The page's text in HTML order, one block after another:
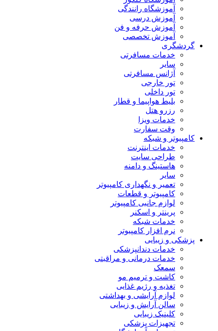
آموزشگاه رانندگی
آموزش درسی
آموزش حرفه و فن
آموزش تخصصی
گردشگری
خدمات مسافرتی
سایر
آژانس مسافرتی
تور خارجی
تور داخلی
بلیط هواپیما و قطار
رزرو هتل
خدمات ویزا
وقت سفارت
کامپیوتر و شبکه
خدمات اینترنت
طراحی سایت
هاستینگ و دامنه
سایر
تعمیر و نگهداری کامپیوتر
کامپیوتر و قطعات
لوازم جانبی کامپیوتر
پرینتر و اسکنر
خدمات شبکه
نرم افزار کامپیوتر
پزشکی و زیبایی
خدمات دندانپزشکی
خدمات درمانی و مراقبتی
سمعک
کاشت و ترمیم مو
تغذیه و رژیم غذایی
لوازم آرایشی و بهداشتی
سالن آرایش و زیبایی
کلینیک زیبایی
تجهیزات پزشکی